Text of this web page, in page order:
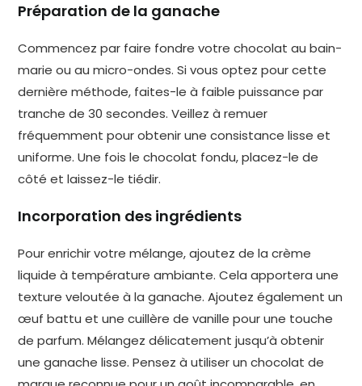
Préparation de la ganache
Commencez par faire fondre votre chocolat au bain-
marie ou au micro-ondes. Si vous optez pour cette
dernière méthode, faites-le à faible puissance par
tranche de 30 secondes. Veillez à remuer
fréquemment pour obtenir une consistance lisse et
uniforme. Une fois le chocolat fondu, placez-le de
côté et laissez-le tiédir.
Incorporation des ingrédients
Pour enrichir votre mélange, ajoutez de la crème
liquide à température ambiante. Cela apportera une
texture veloutée à la ganache. Ajoutez également un
œuf battu et une cuillère de vanille pour une touche
de parfum. Mélangez délicatement jusqu’à obtenir
une ganache lisse. Pensez à utiliser un chocolat de